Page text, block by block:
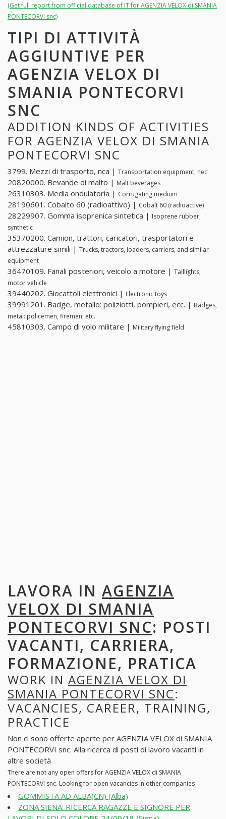
(Get full report from official database of IT for AGENZIA VELOX di SMANIA
PONTECORVI snc)
TIPI DI ATTIVITÀ
AGGIUNTIVE PER
AGENZIA VELOX DI
SMANIA PONTECORVI
SNC
ADDITION KINDS OF ACTIVITIES
FOR AGENZIA VELOX DI SMANIA
PONTECORVI SNC
3799. Mezzi di trasporto, nca | Transportation equipment, nec
20820000. Bevande di malto | Malt beverages
26310303. Media ondulatoria | Corrugating medium
28190601. Cobalto 60 (radioattivo) | Cobalt 60 (radioactive)
28229907. Gomma isoprenica sintetica | Isoprene rubber,
synthetic
35370200. Camion, trattori, caricatori, trasportatori e
attrezzature simili | Trucks, tractors, loaders, carriers, and similar
equipment
36470109. Fanali posteriori, veicolo a motore | Taillights,
motor vehicle
39440202. Giocattoli elettronici | Electronic toys
39991201. Badge, metallo: poliziotti, pompieri, ecc. | Badges,
metal: policemen, firemen, etc.
45810303. Campo di volo militare | Military flying field
LAVORA IN AGENZIA
VELOX DI SMANIA
PONTECORVI SNC: POSTI
VACANTI, CARRIERA,
FORMAZIONE, PRATICA
WORK IN AGENZIA VELOX DI
SMANIA PONTECORVI SNC:
VACANCIES, CAREER, TRAINING,
PRACTICE
Non ci sono offerte aperte per AGENZIA VELOX di SMANIA
PONTECORVI snc. Alla ricerca di posti di lavoro vacanti in
altre società
There are not any open offers for AGENZIA VELOX di SMANIA
PONTECORVI snc. Looking for open vacancies in other companies
GOMMISTA AD ALBA(CN) (Alba)
ZONA SIENA: RICERCA RAGAZZE E SIGNORE PER